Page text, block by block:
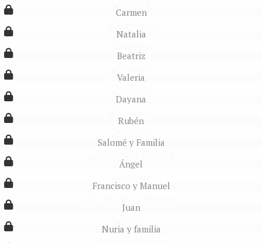
Carmen
Natalia
Beatriz
Valeria
Dayana
Rubén
Salomé y Familia
Ángel
Francisco y Manuel
Juan
Nuria y familia